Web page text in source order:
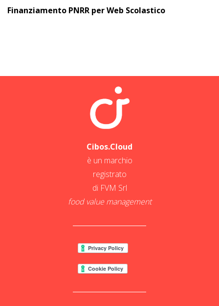
Finanziamento PNRR per Web Scolastico
Cibos.Cloud
è un marchio
registrato
di FVM Srl
food value management